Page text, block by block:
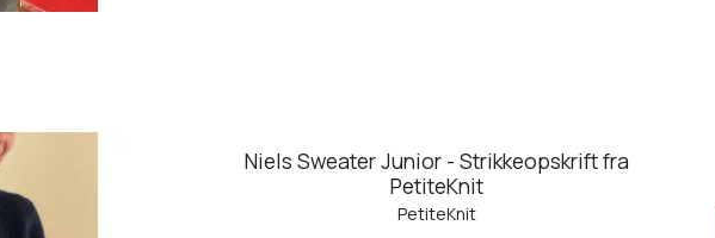
Niels Sweater Junior - Strikkeopskrift fra
PetiteKnit
PetiteKnit